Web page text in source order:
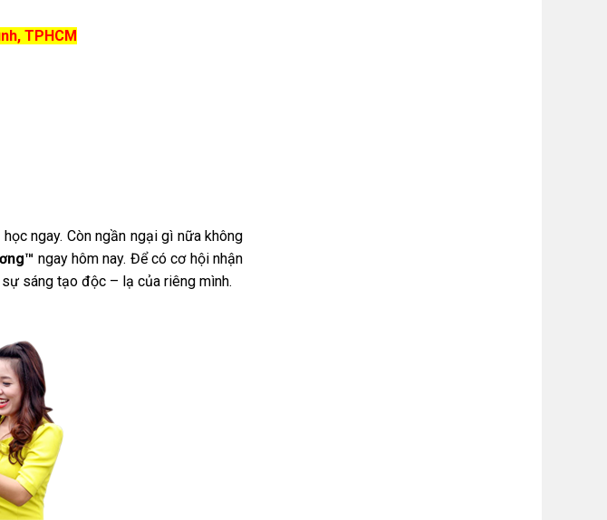
TPHCM
ngay. Còn ngần ngại gì nữa không
ngay hôm nay. Để có cơ hội nhận
sáng tạo độc – lạ của riêng mình.